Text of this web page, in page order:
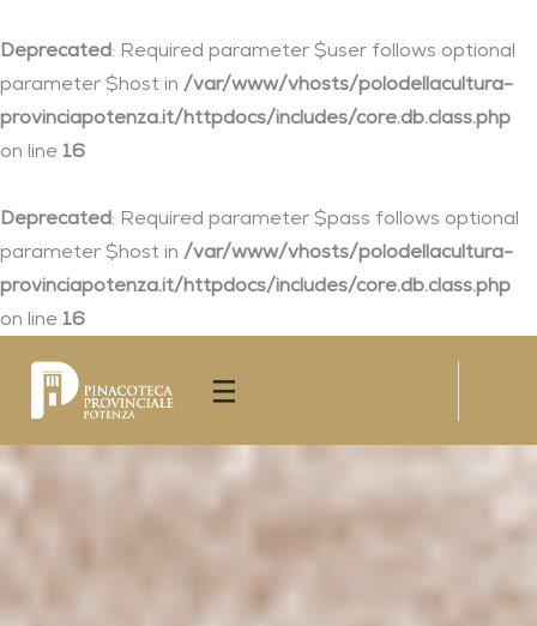
Deprecated: Required parameter $user follows optional
parameter $host in /var/www/vhosts/polodellacultura-
provinciapotenza.it/httpdocs/includes/core.db.class.php
on line 16
Deprecated: Required parameter $pass follows optional
parameter $host in /var/www/vhosts/polodellacultura-
provinciapotenza.it/httpdocs/includes/core.db.class.php
on line 16